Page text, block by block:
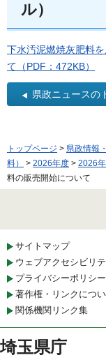
ル）
下水汚泥燃焼灰肥料
て（PDF：472KB）
県政ニュースの
トップページ > 県政情報
料）
> 2026年度 > 2026
料の販売開始について
サイトマップ
ウェブアクセシビリ
プライバシーポリシ
著作権・リンクにつ
関係機関リンク集
埼玉県庁